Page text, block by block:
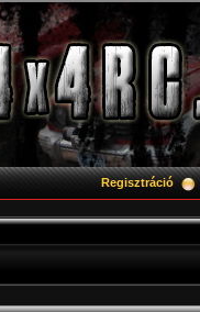
Regisztráció